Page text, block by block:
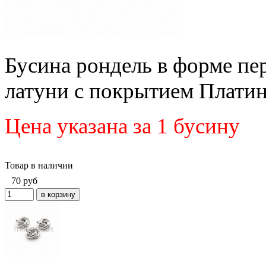
Бусина рондель в форме
латуни с покрытием
Цена указана за 1 бусину
Товар в наличии
70 руб